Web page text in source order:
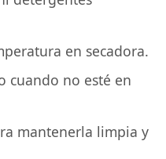
en secadora.
cuando no esté en
mantenerla limpia y